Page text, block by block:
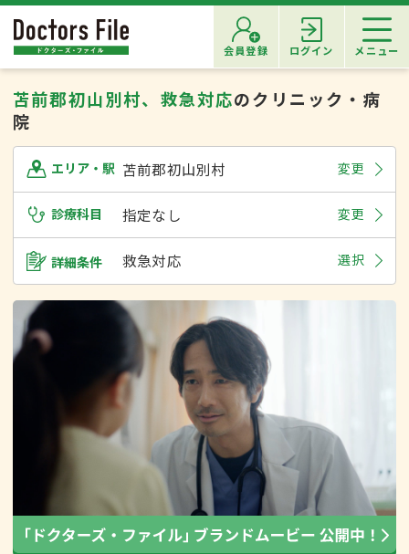
会員登録 ログイン メニュー
苫前郡初山別村、救急対応のクリニック・病
院
エリア・駅 苫前郡初山別村 変更
診療科目 指定なし 変更
詳細条件 救急対応 選択